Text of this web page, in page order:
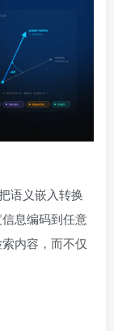
语义嵌入转换
息编码到任意
内容，而不仅